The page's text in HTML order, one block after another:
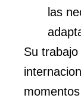
las
Su